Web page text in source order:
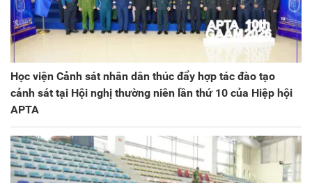
Học viện Cảnh sát nhân dân thúc đẩy hợp tác đào tạo
cảnh sát tại Hội nghị thường niên lần thứ 10 của Hiệp hội
APTA